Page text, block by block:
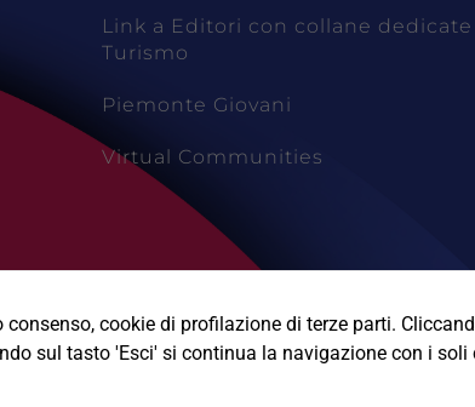
Link a Editori con collane dedicate
Turismo
Piemonte Giovani
Virtual Communities
cookie di profilazione di terze parti.
sul tasto 'Esci' si continua la navigazione con i soli